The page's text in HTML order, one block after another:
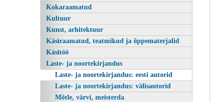
Kokaraamatud
Kultuur
Kunst, arhitektuur
Käsiraamatud, teatmikud ja õppematerjalid
Käsitöö
Laste- ja noortekirjandus
Laste- ja noortekirjandus: eesti autorid
Laste- ja noortekirjandus: välisautorid
Mõtle, värvi, meisterda